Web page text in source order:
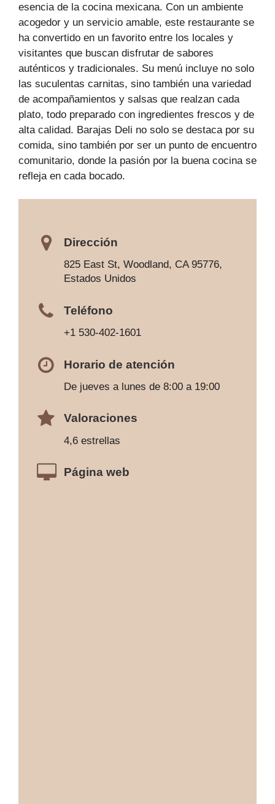
esencia de la cocina mexicana. Con un ambiente
acogedor y un servicio amable, este restaurante se
ha convertido en un favorito entre los locales y
visitantes que buscan disfrutar de sabores
auténticos y tradicionales. Su menú incluye no solo
las suculentas carnitas, sino también una variedad
de acompañamientos y salsas que realzan cada
plato, todo preparado con ingredientes frescos y de
alta calidad. Barajas Deli no solo se destaca por su
comida, sino también por ser un punto de encuentro
comunitario, donde la pasión por la buena cocina se
refleja en cada bocado.
Dirección
825 East St, Woodland, CA 95776,
Estados Unidos
Teléfono
+1 530-402-1601
Horario de atención
De jueves a lunes de 8:00 a 19:00
Valoraciones
4,6 estrellas
Página web